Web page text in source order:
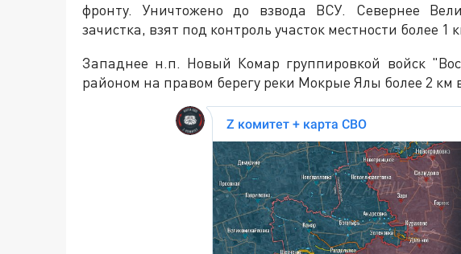
фронту. Уничтожено до взвода ВСУ. Севернее
зачистка, взят под контроль участок местности более 1
Западнее н.п. Новый Комар группировкой войск
районом на правом берегу реки Мокрые Ялы более 2 км